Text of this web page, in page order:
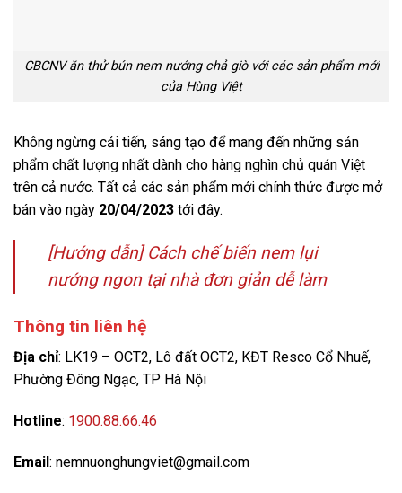
CBCNV ăn thử bún nem nướng chả giò với các sản phẩm mới
của Hùng Việt
Không ngừng cải tiến, sáng tạo để mang đến những sản
phẩm chất lượng nhất dành cho hàng nghìn chủ quán Việt
trên cả nước. Tất cả các sản phẩm mới chính thức được mở
bán vào ngày 20/04/2023 tới đây.
[Hướng dẫn] Cách chế biến nem lụi
nướng ngon tại nhà đơn giản dễ làm
Thông tin liên hệ
Địa chỉ: LK19 – OCT2, Lô đất OCT2, KĐT Resco Cổ Nhuế,
Phường Đông Ngạc, TP Hà Nội
Hotline: 1900.88.66.46
Email: nemnuonghungviet@gmail.com